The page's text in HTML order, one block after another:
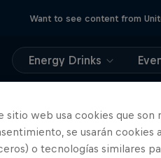
Want to see content from
Energy Drinks
sitio web usa cookies que
se usarán cookies
o tecnologías similares